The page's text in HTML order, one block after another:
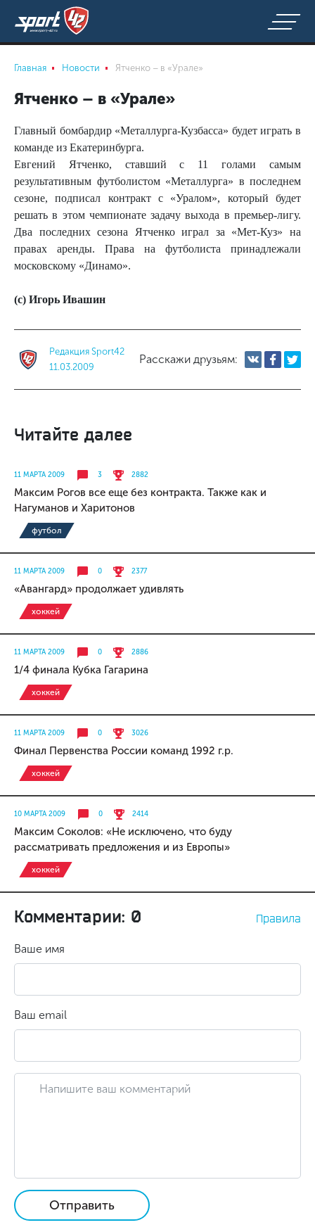
Главная Новости Ятченко – в «Урале»
Ятченко – в «Урале»
Главный бомбардир «Металлурга-Кузбасса» будет играть в
команде из Екатеринбурга.
Евгений Ятченко, ставший с 11 голами самым
результативным футболистом «Металлурга» в последнем
сезоне, подписал контракт с «Уралом», который будет
решать в этом чемпионате задачу выхода в премьер-лигу.
Два последних сезона Ятченко играл за «Мет-Куз» на
правах аренды. Права на футболиста принадлежали
московскому «Динамо».
(с) Игорь Ивашин
Редакция Sport42
11.03.2009
Расскажи друзьям:
Читайте далее
11 МАРТА 2009 3 2882
Максим Рогов все еще без контракта. Также как и
Нагуманов и Харитонов
футбол
11 МАРТА 2009 0 2377
«Авангард» продолжает удивлять
хоккей
11 МАРТА 2009 0 2886
1/4 финала Кубка Гагарина
хоккей
11 МАРТА 2009 0 3026
Финал Первенства России команд 1992 г.р.
хоккей
10 МАРТА 2009 0 2414
Максим Соколов: «Не исключено, что буду
рассматривать предложения и из Европы»
хоккей
Комментарии: 0 Правила
Ваше имя
Ваш email
Отправить